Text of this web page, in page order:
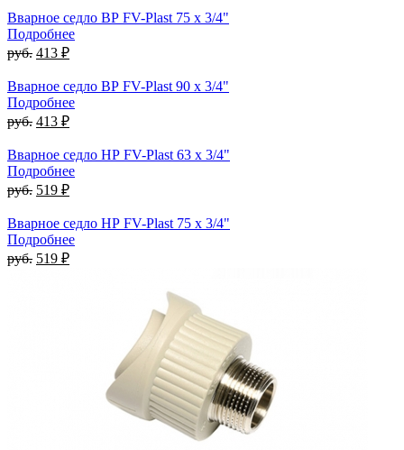
Вварное седло ВР FV-Plast 75 x 3/4"
Подробнее
руб. 413 ₽
Вварное седло ВР FV-Plast 90 x 3/4"
Подробнее
руб. 413 ₽
Вварное седло НР FV-Plast 63 x 3/4"
Подробнее
руб. 519 ₽
Вварное седло НР FV-Plast 75 x 3/4"
Подробнее
руб. 519 ₽